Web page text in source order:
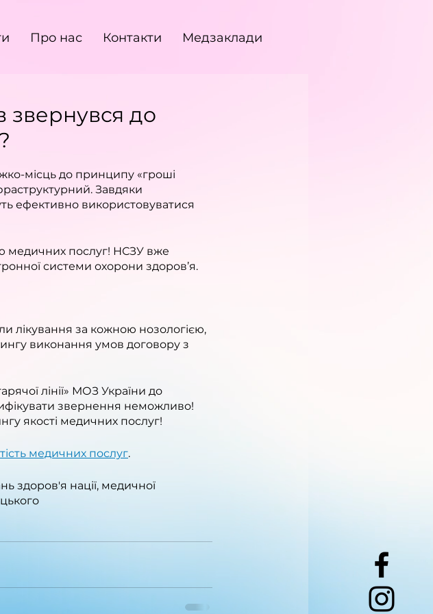
Про нас Контакти Медзаклади
звернувся до
місць до принципу «гроші
Завдяки
ефективно використовуватися
медичних послуг! НСЗУ вже
системи охорони здоров’я.
лікування за кожною нозологією,
виконання умов договору з
лінії» МОЗ України до
звернення неможливо!
якості медичних послуг!
медичних послуг.
здоров'я нації, медичної